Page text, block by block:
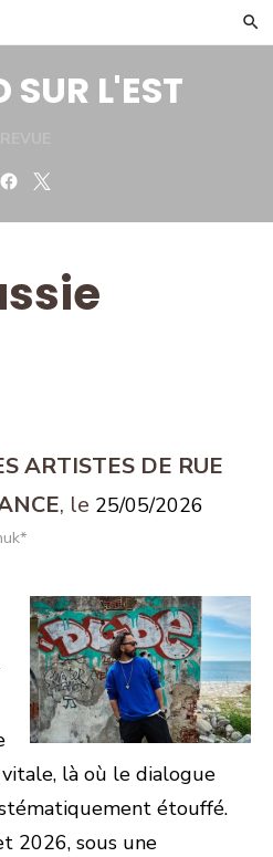
SUR L'EST
Facebook
ARTISTES DE RUE
25/05/2026
là où le dialogue
étouffé.
2026, sous une